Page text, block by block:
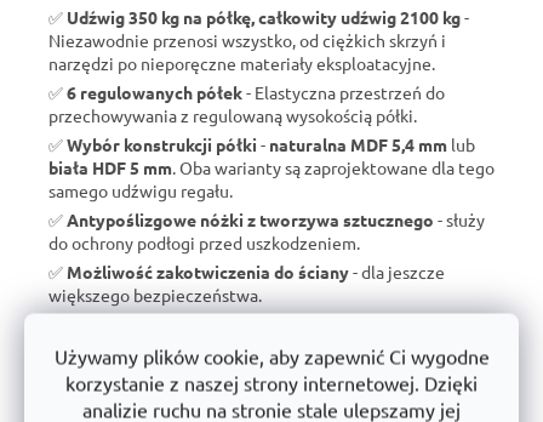
Używamy plików cookie, aby zapewnić Ci wygodne
korzystanie z naszej strony internetowej. Dzięki
analizie ruchu na stronie stale ulepszamy jej
✅ Udźwig 350 kg na półkę, całkowity udźwig 2100 kg-
Niezawodnie przenosi wszystko, od ciężkich skrzyń i
narzędzi po nieporęczne materiały eksploatacyjne.
✅6 regulowanych półek- Elastyczna przestrzeń do
przechowywania z regulowaną wysokością półki.
✅Wybór konstrukcji półki - naturalna MDF 5,4 mm lub
biała HDF 5 mm . Oba warianty są zaprojektowane dla tego
samego udźwigu regału.
✅ Antypoślizgowe nóżki z tworzywa sztucznego - służy
do ochrony podłogi przed uszkodzeniem.
✅ Możliwość zakotwiczenia do ściany- dla jeszcze
większego bezpieczeństwa.
wsparcie dla czeskiej produkcji.
10 lat gwarancji
- dowód jakości i długoterminowej
trwałości.